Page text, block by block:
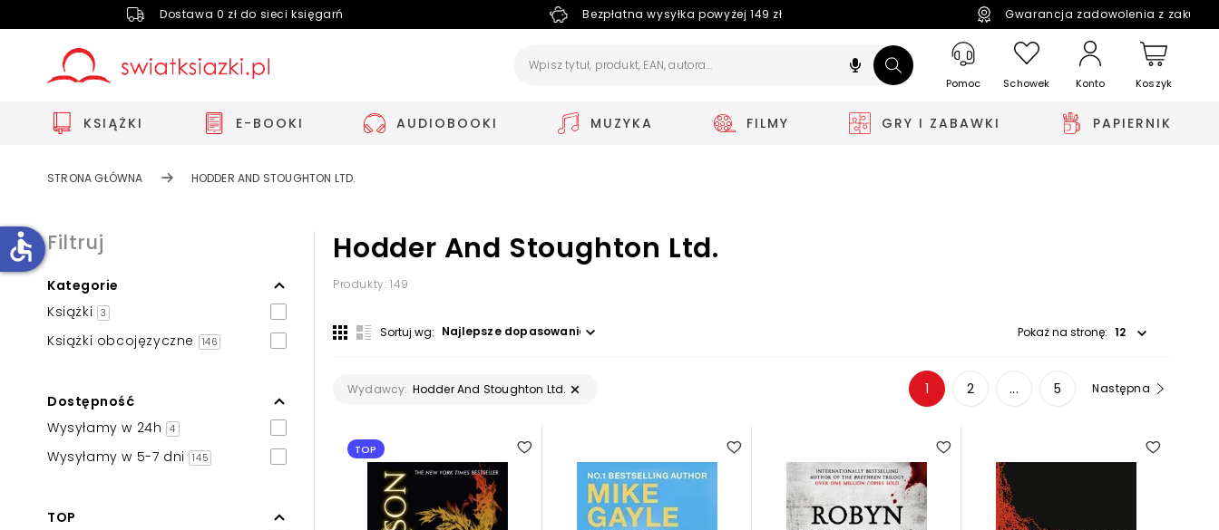
Dostawa 0 zł do sieci księgarń Bezpłatna wysyłka powyżej 149 zł Gwarancja zadowolenia z
Pomoc Schowek Konto Koszyk
KSIĄŻKI E-BOOKI AUDIOBOOKI MUZYKA FILMY GRY I ZABAWKI PAPIERNIK
STRONA GŁÓWNA HODDER AND STOUGHTON LTD.
Filtruj
Kategorie
Książki
3
Książki obcojęzyczne 146
Dostępność
Wysyłamy w 24h
4
Wysyłamy w 5-7 dni 145
TOP
Hodder And Stoughton Ltd.
Produkty: 149
Sortuj wg: Pokaż na stronę:
Wydawcy: Hodder And Stoughton Ltd. 1 2 ... 5 Następna
TOP
accessible
Zwiększ rozmiar czcionki
Zmniejsz rozmiar czcionki
Powiększony kursor
Pomoc w czytaniu